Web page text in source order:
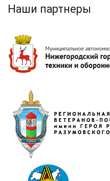
Наши партнеры